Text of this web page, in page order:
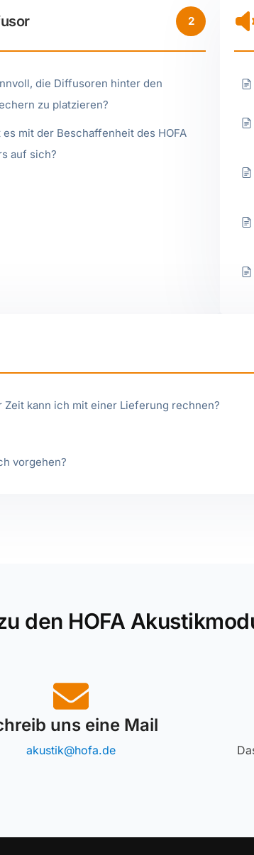
2
die Diffusoren hinter den
zu platzieren?
es mit der Beschaffenheit des HOFA
auf sich?
kann ich mit einer Lieferung rechnen?
vorgehen?
den HOFA
uns eine Mail
akustik@hofa.de